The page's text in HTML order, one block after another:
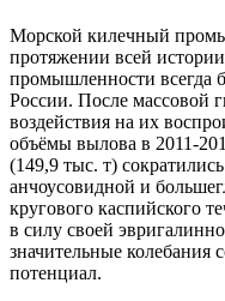
Морской килечный
протяжении всей
промышленности всегда
России. После массовой
воздействия на их
объёмы вылова в 2011-
(149,9 тыс. т)
анчоусовидной и
кругового каспийского
в силу своей
значительные колебания
потенциал.